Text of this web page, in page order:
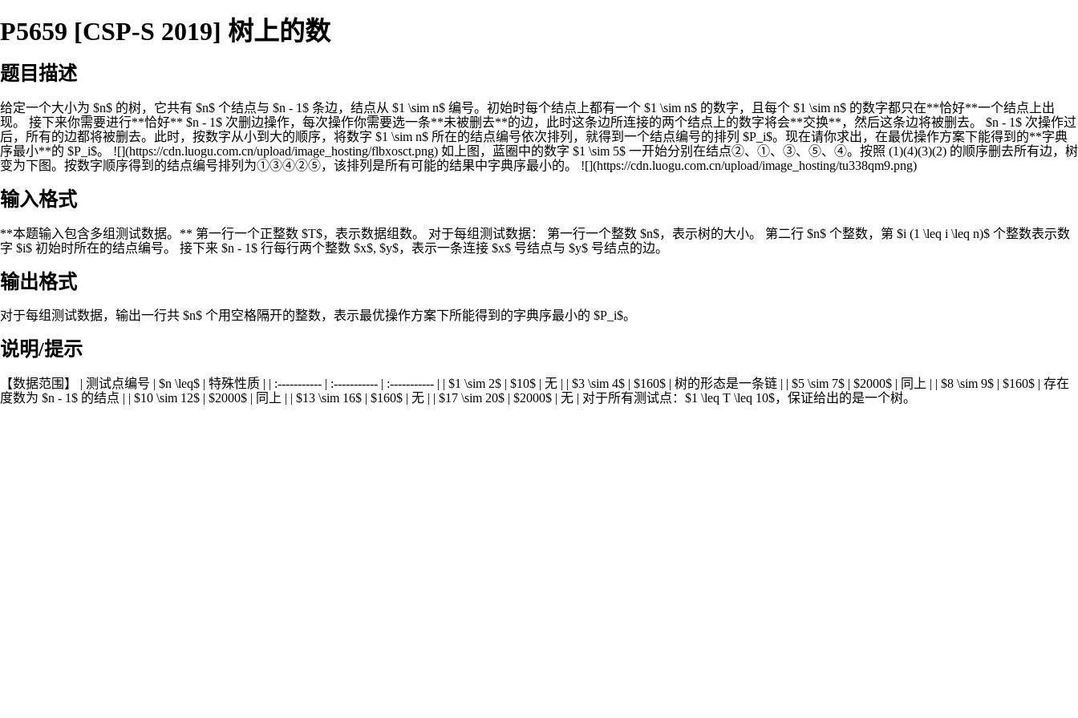
P5659 [CSP-S 2019] 树上的数
题目描述
给定一个大小为 $n$ 的树，它共有 $n$ 个结点与 $n - 1$ 条边，结点从 $1 \sim n$ 编号。初始时每个结点上都有一个 $1 \sim n$ 的数字，且每个 $1 \sim n$ 的数字都只在**恰好**一个结点上出
现。 接下来你需要进行**恰好** $n - 1$ 次删边操作，每次操作你需要选一条**未被删去**的边，此时这条边所连接的两个结点上的数字将会**交换**，然后这条边将被删去。 $n - 1$ 次操作过
后，所有的边都将被删去。此时，按数字从小到大的顺序，将数字 $1 \sim n$ 所在的结点编号依次排列，就得到一个结点编号的排列 $P_i$。现在请你求出，在最优操作方案下能得到的**字典
序最小**的 $P_i$。 ![](https://cdn.luogu.com.cn/upload/image_hosting/flbxosct.png) 如上图，蓝圈中的数字 $1 \sim 5$ 一开始分别在结点②、①、③、⑤、④。按照 (1)(4)(3)(2) 的顺序删去所有边，树
变为下图。按数字顺序得到的结点编号排列为①③④②⑤，该排列是所有可能的结果中字典序最小的。 ![](https://cdn.luogu.com.cn/upload/image_hosting/tu338qm9.png)
输入格式
**本题输入包含多组测试数据。** 第一行一个正整数 $T$，表示数据组数。 对于每组测试数据： 第一行一个整数 $n$，表示树的大小。 第二行 $n$ 个整数，第 $i (1 \leq i \leq n)$ 个整数表示数
字 $i$ 初始时所在的结点编号。 接下来 $n - 1$ 行每行两个整数 $x$, $y$，表示一条连接 $x$ 号结点与 $y$ 号结点的边。
输出格式
对于每组测试数据，输出一行共 $n$ 个用空格隔开的整数，表示最优操作方案下所能得到的字典序最小的 $P_i$。
说明/提示
【数据范围】 | 测试点编号 | $n \leq$ | 特殊性质 | | :----------- | :----------- | :----------- | | $1 \sim 2$ | $10$ | 无 | | $3 \sim 4$ | $160$ | 树的形态是一条链 | | $5 \sim 7$ | $2000$ | 同上 | | $8 \sim 9$ | $160$ | 存在
度数为 $n - 1$ 的结点 | | $10 \sim 12$ | $2000$ | 同上 | | $13 \sim 16$ | $160$ | 无 | | $17 \sim 20$ | $2000$ | 无 | 对于所有测试点：$1 \leq T \leq 10$，保证给出的是一个树。